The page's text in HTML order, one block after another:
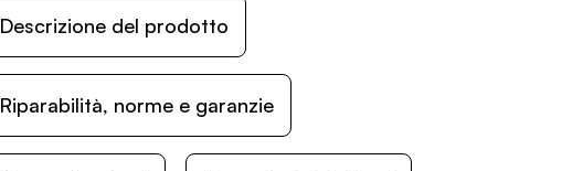
Descrizione del prodotto
Riparabilità, norme e garanzie